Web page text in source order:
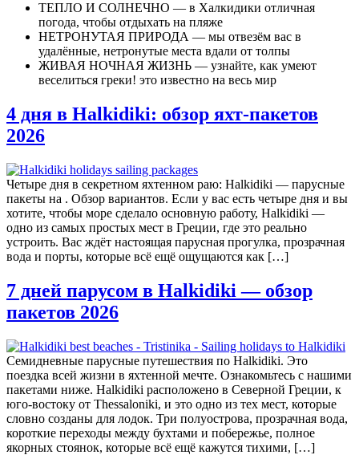
ТЕПЛО И СОЛНЕЧНО — в Халкидики отличная
погода, чтобы отдыхать на пляже
НЕТРОНУТАЯ ПРИРОДА — мы отвезём вас в
удалённые, нетронутые места вдали от толпы
ЖИВАЯ НОЧНАЯ ЖИЗНЬ — узнайте, как умеют
веселиться греки! это известно на весь мир
4 дня в Halkidiki: обзор яхт‑пакетов
2026
Четыре дня в секретном яхтенном раю: Halkidiki — парусные
пакеты на . Обзор вариантов. Если у вас есть четыре дня и вы
хотите, чтобы море сделало основную работу, Halkidiki —
одно из самых простых мест в Греции, где это реально
устроить. Вас ждёт настоящая парусная прогулка, прозрачная
вода и порты, которые всё ещё ощущаются как […]
7 дней парусом в Halkidiki — обзор
пакетов 2026
Семидневные парусные путешествия по Halkidiki. Это
поездка всей жизни в яхтенной мечте. Ознакомьтесь с нашими
пакетами ниже. Halkidiki расположено в Северной Греции, к
юго‑востоку от Thessaloniki, и это одно из тех мест, которые
словно созданы для лодок. Три полуострова, прозрачная вода,
короткие переходы между бухтами и побережье, полное
якорных стоянок, которые всё ещё кажутся тихими, […]